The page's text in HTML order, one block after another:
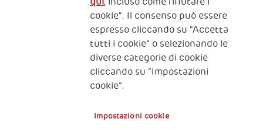
Fiscal code (Italy) 90017740326
VAT code 01372940328
Privacy & GDPR Policy cookies
cookie". Il consenso può essere
espresso cliccando su “Accetta
tutti i cookie” o selezionando le
diverse categorie di cookie
cliccando su “Impostazioni
cookie”.
Impostazioni cookie